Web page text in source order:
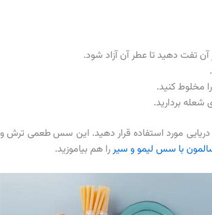
آن تفت دهید تا عطر آن آزاد شود.
مخلوط کنید.
مورد استفاده قرار دهید. این سس طعمی ترش و
با سس لیمو و سیررا هم بیاموزید.